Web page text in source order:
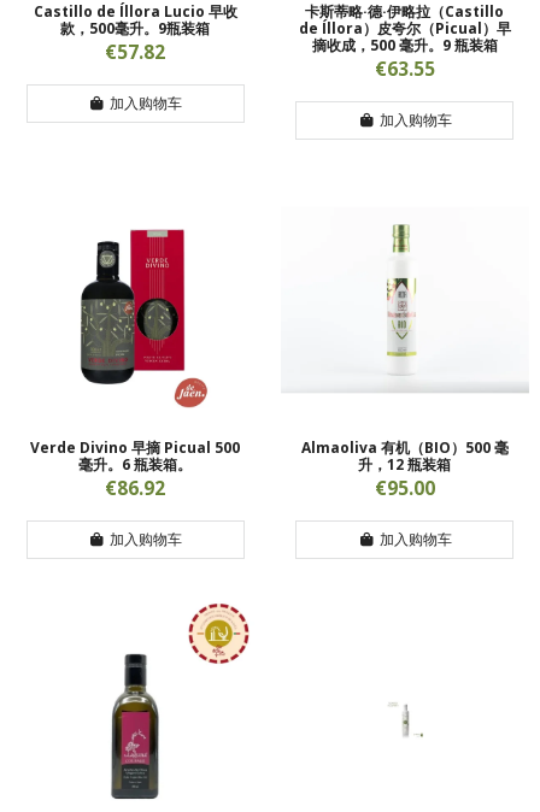
Castillo de Íllora Lucio 早收
款，500毫升。9瓶装箱
€57.82
加入购物车
卡斯蒂略·德·伊略拉（Castillo
de Íllora）皮夸尔（Picual）早
摘收成，500 毫升。9 瓶装箱
€63.55
加入购物车
Verde Divino 早摘 Picual 500
毫升。6 瓶装箱。
€86.92
加入购物车
Almaoliva 有机（BIO）500 毫
升，12 瓶装箱
€95.00
加入购物车